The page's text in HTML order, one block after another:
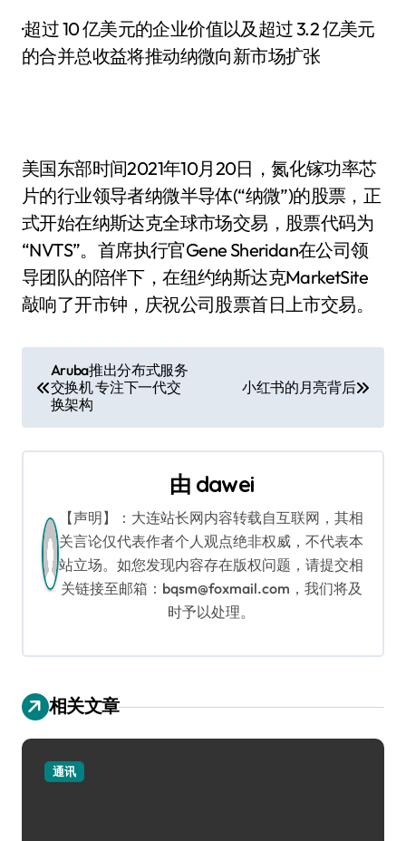
·超过 10 亿美元的企业价值以及超过 3.2 亿美元
的合并总收益将推动纳微向新市场扩张
美国东部时间2021年10月20日，氮化镓功率芯
片的行业领导者纳微半导体(“纳微”)的股票，正
式开始在纳斯达克全球市场交易，股票代码为
“NVTS”。首席执行官Gene Sheridan在公司领
导团队的陪伴下，在纽约纳斯达克MarketSite
敲响了开市钟，庆祝公司股票首日上市交易。
章
导
Aruba推出分布式服务
交换机 专注下一代交
换架构
小红书的月亮背后
由 dawei
【声明】：大连站长网内容转载自互联网，其相
关言论仅代表作者个人观点绝非权威，不代表本
站立场。如您发现内容存在版权问题，请提交相
关链接至邮箱：bqsm@foxmail.com，我们将及
时予以处理。
相关文章
通讯